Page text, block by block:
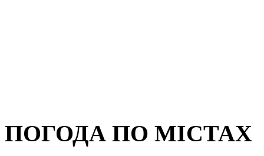
ПОГОДА ПО МІСТАХ